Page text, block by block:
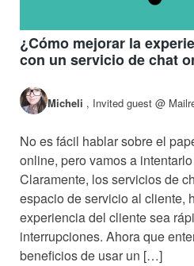
¿Cómo mejorar la
con un servicio de chat
Micheli , Invited guest @
No es fácil hablar sobre el
online, pero vamos a
Claramente, los servicios de
espacio de servicio al cliente,
experiencia del cliente sea
interrupciones. Ahora que
beneficios de usar un […]